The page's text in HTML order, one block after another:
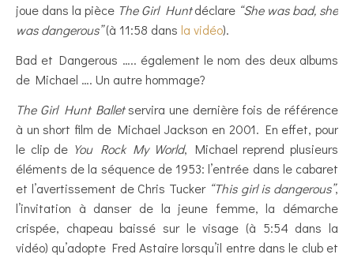
joue dans la pièce The Girl Huntdéclare “She was bad, she
was dangerous”(à 11:58 dans la vidéo).
Bad et Dangerous ….. également le nom des deux albums
de Michael …. Un autre hommage?
The Girl Hunt Balletservira une dernière fois de référence
à un short film de Michael Jackson en 2001. En effet, pour
le clip de You Rock My World, Michael reprend plusieurs
éléments de la séquence de 1953: l’entrée dans le cabaret
et l’avertissement de Chris Tucker “This girl is dangerous”,
l’invitation à danser de la jeune femme, la démarche
crispée, chapeau baissé sur le visage (à 5:54 dans la
vidéo) qu’adopte Fred Astaire lorsqu’il entre dans le club et